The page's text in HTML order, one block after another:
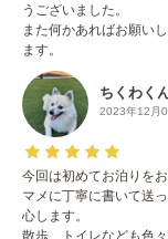
うございました。
また何かあればお願い
ます。
ちくわく
2023年12月
今回は初めてお泊りを
マメに丁寧に書いて送
心します。
散歩、トイレなども色